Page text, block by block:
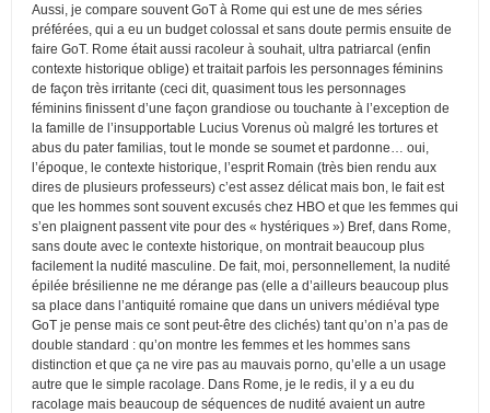
Aussi, je compare souvent GoT à Rome qui est une de mes séries
préférées, qui a eu un budget colossal et sans doute permis ensuite de
faire GoT. Rome était aussi racoleur à souhait, ultra patriarcal (enfin
contexte historique oblige) et traitait parfois les personnages féminins
de façon très irritante (ceci dit, quasiment tous les personnages
féminins finissent d’une façon grandiose ou touchante à l’exception de
la famille de l’insupportable Lucius Vorenus où malgré les tortures et
abus du pater familias, tout le monde se soumet et pardonne… oui,
l’époque, le contexte historique, l’esprit Romain (très bien rendu aux
dires de plusieurs professeurs) c’est assez délicat mais bon, le fait est
que les hommes sont souvent excusés chez HBO et que les femmes qui
s’en plaignent passent vite pour des « hystériques ») Bref, dans Rome,
sans doute avec le contexte historique, on montrait beaucoup plus
facilement la nudité masculine. De fait, moi, personnellement, la nudité
épilée brésilienne ne me dérange pas (elle a d’ailleurs beaucoup plus
sa place dans l’antiquité romaine que dans un univers médiéval type
GoT je pense mais ce sont peut-être des clichés) tant qu’on n’a pas de
double standard : qu’on montre les femmes et les hommes sans
distinction et que ça ne vire pas au mauvais porno, qu’elle a un usage
autre que le simple racolage. Dans Rome, je le redis, il y a eu du
racolage mais beaucoup de séquences de nudité avaient un autre